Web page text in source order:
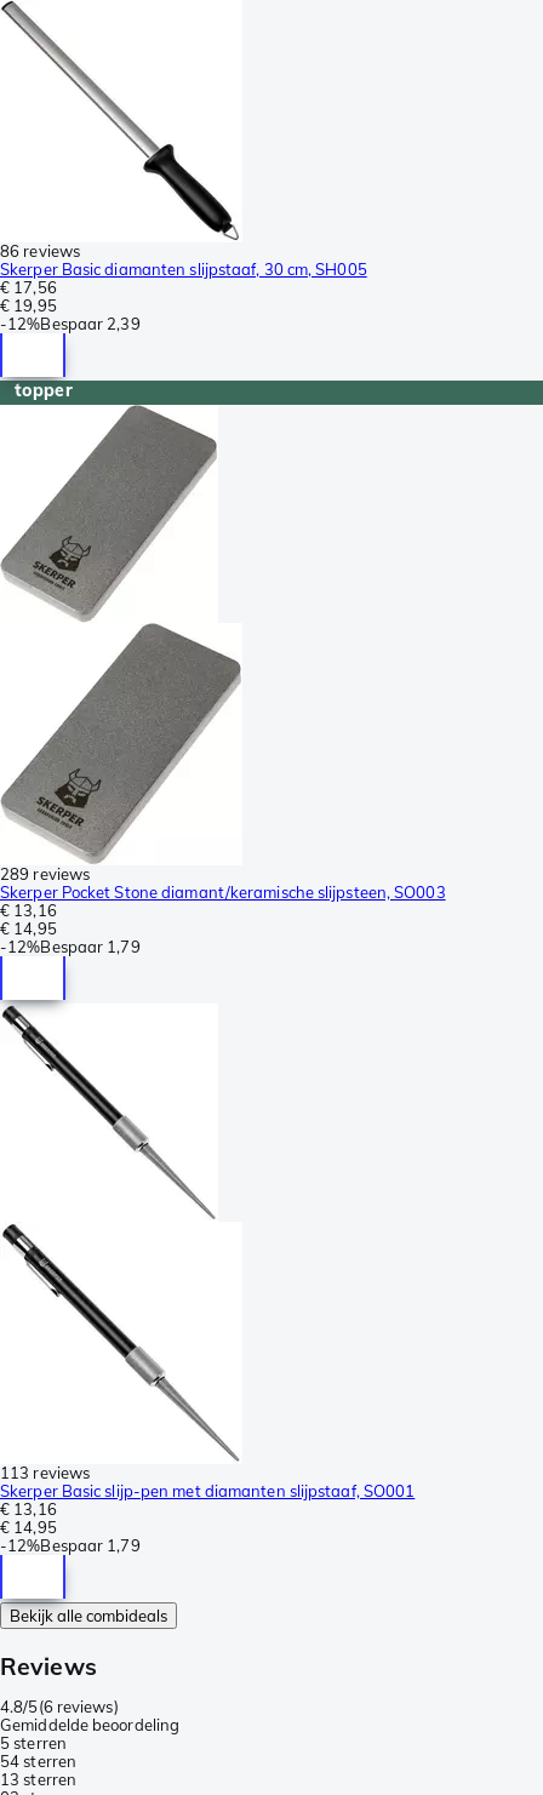
86 reviews
Skerper Basic diamanten slijpstaaf, 30 cm, SH005
€ 17,56
€ 19,95
-12%Bespaar 2,39
topper
289 reviews
Skerper Pocket Stone diamant/keramische slijpsteen, SO003
€ 13,16
€ 14,95
-12%Bespaar 1,79
113 reviews
Skerper Basic slijp-pen met diamanten slijpstaaf, SO001
€ 13,16
€ 14,95
-12%Bespaar 1,79
Bekijk alle combideals
Reviews
4.8/5(6 reviews)
Gemiddelde beoordeling
5 sterren
54 sterren
13 sterren